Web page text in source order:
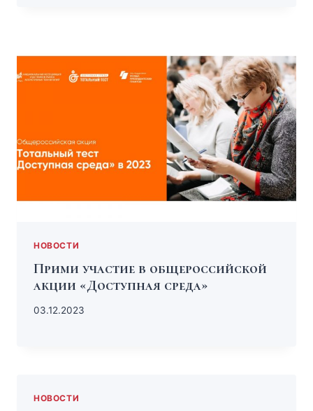
НОВОСТИ
Прими участие в общероссийской
акции «Доступная среда»
03.12.2023
НОВОСТИ